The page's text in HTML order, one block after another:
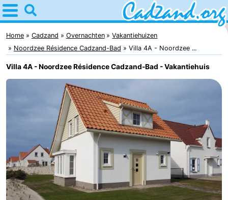
Home
Cadzand
Tips
Voor
Appartementen
Campings
Hotels
Vakantiehuizen
Home Cadzand Overnachten
Vakantiehuizen
Noordzee Résidence Cadzand-Bad
Villa 4A - Noordzee ...
Villa 4A - Noordzee Résidence Cadzand-Bad - Vakantiehuis